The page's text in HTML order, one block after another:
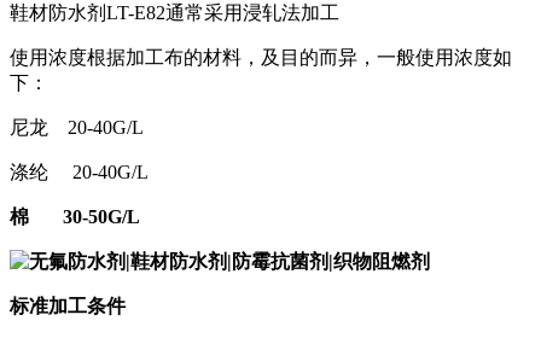
鞋材防水剂LT-E82通常采用浸轧法加工
使用浓度根据加工布的材料，及目的而异，一般使用浓度如
下：
尼龙 20-40G/L
涤纶 20-40G/L
棉 30-50G/L
标准加工条件